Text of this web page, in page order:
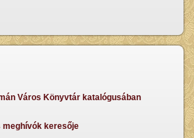
Város Könyvtár katalógusában
meghívók keresője